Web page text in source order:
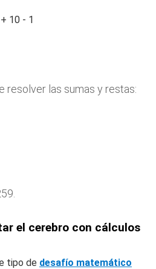
10 - 1
resolver las sumas y restas:
el cerebro con cálculos
tipo de desafío matemático